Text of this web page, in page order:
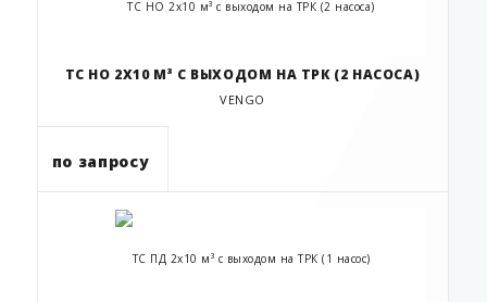
ТС НО 2Х10 М³ С ВЫХОДОМ НА ТРК (2 НАСОСА)
VENGO
по запросу